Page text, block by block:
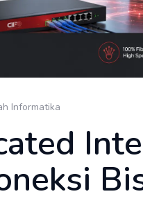
Informatika